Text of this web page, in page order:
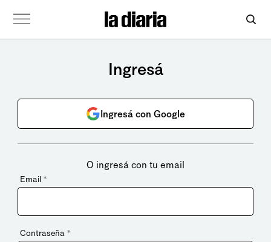
Ingresá
Ingresá con Google
O ingresá con tu email
Email *
Contraseña *